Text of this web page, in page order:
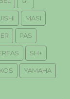
MASI
PAS
SH+
YAMAHA